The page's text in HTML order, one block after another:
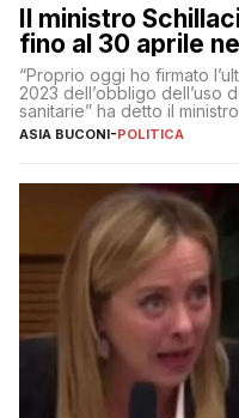
Il ministro
fino al 30 aprile
“Proprio oggi ho firmato
2023 dell’obbligo dell’uso
sanitarie” ha detto il ministro
ASIA BUCONI-POLITICA